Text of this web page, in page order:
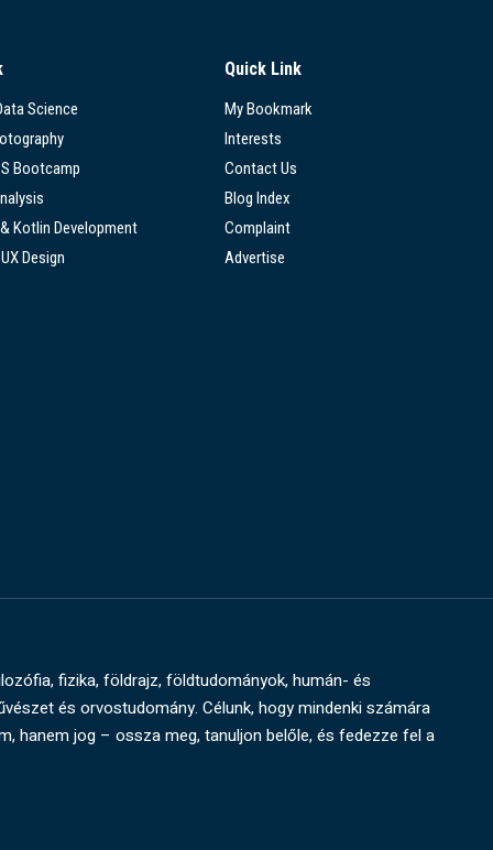
Science
Bootcamp
Kotlin Development
Design
Quick Link
My Bookmark
Interests
Contact Us
Blog Index
Complaint
Advertise
fizika, földrajz, földtudományok, humán- és
és orvostudomány. Célunk, hogy mindenki számára
hanem jog – ossza meg, tanuljon belőle, és fedezze fel a